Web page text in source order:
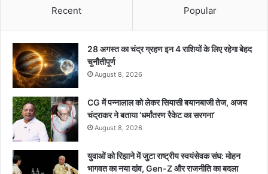
Recent Popular
28 अगस्त का चंद्र ग्रहण इन 4 राशियों के लिए रहेगा बेहद
चुनौतीपूर्ण
August 8, 2026
CG में पन्नालाल को लेकर सियासी बयानबाजी तेज, अजय
चंद्राकर ने बताया ‘धर्मांतरण रैकेट का सरगना’
August 8, 2026
युवाओं को रिझाने में जुटा राष्ट्रीय स्वयंसेवक संघ: मोहन
भागवत का नया दांव, Gen-Z और राजनीति का बदला